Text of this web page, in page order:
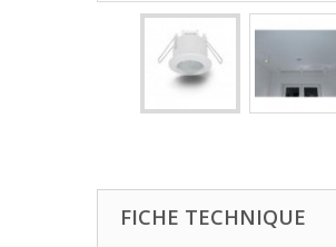
FICHE TECHNIQUE